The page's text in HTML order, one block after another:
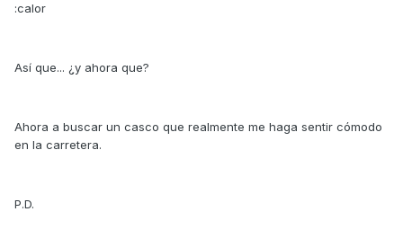
:calor
Así que... ¿y ahora que?
Ahora a buscar un casco que realmente me haga sentir cómodo
en la carretera.
P.D.